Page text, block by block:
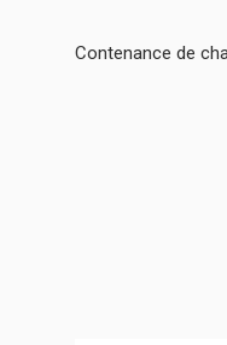
Contenance de